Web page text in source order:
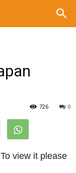
0
726
view it please